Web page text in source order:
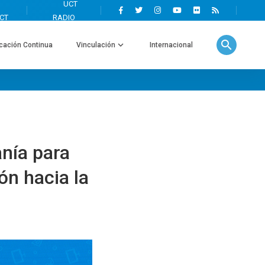
Continua Vinculación Internacional search
para
hacia la